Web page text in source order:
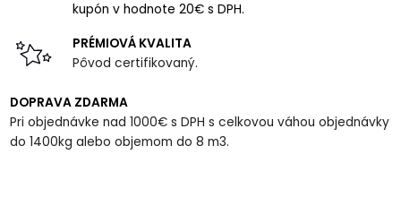
kupón v hodnote 20€ s DPH.
PRÉMIOVÁ KVALITA
Pôvod certifikovaný.
DOPRAVA ZDARMA
Pri objednávke nad 1000€ s DPH s celkovou váhou objednávky
do 1400kg alebo objemom do 8 m3.